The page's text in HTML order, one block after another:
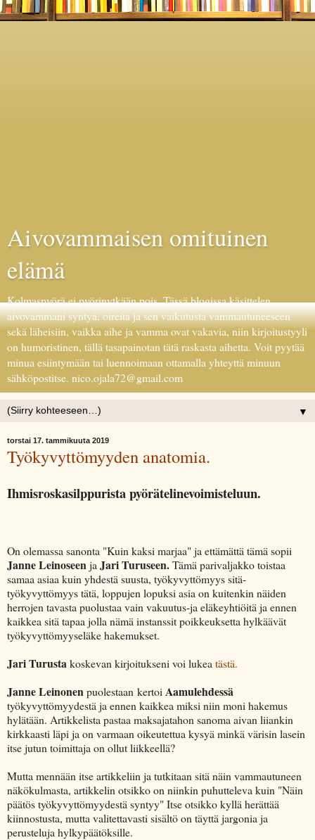
Aivovammaisen omituinen
elämä
Kolmaspyörä ei pyörinytkään pois. Tässä blogissa käsittelen
aivovammani syntyä, oireita ja sen vaikutusta vammautuneeseen
sekä läheisiin, vaikka aihe ja vamma ovat vakavia, niin kirjoitustyyli
on humoristinen, tällä tasapainotan tätä raskasta aihetta. Voit pyytää
minua esiintymään tai luennoimaan ottamalla yhteyttä minuun
sähköpostitse. nico.ojala72@gmail.com
▼
torstai 17. tammikuuta 2019
Työkyvyttömyyden anatomia.
Ihmisroskasilppurista pyörätelinevoimisteluun.
On olemassa sanonta "Kuin kaksi marjaa" ja ettämättä tämä sopii
Janne Leinoseenja Jari Turuseen.Tämä parivaljakko toistaa
samaa asiaa kuin yhdestä suusta, työkyvyttömyys sitä-
työkyvyttömyys tätä, loppujen lopuksi asia on kuitenkin näiden
herrojen tavasta puolustaa vain vakuutus-ja eläkeyhtiöitä ja ennen
kaikkea sitä tapaa jolla nämä instanssit poikkeuksetta hylkäävät
työkyvyttömyyseläke hakemukset.
Jari Turustakoskevan kirjoitukseni voi lukea tästä.
Janne Leinonenpuolestaan kertoi Aamulehdessä
työkyvyttömyydestä ja ennen kaikkea miksi niin moni hakemus
hylätään. Artikkelista pastaa maksajatahon sanoma aivan liiankin
kirkkaasti läpi ja on varmaan oikeutettua kysyä minkä värisin lasein
itse jutun toimittaja on ollut liikkeellä?
Mutta mennään itse artikkeliin ja tutkitaan sitä näin vammautuneen
näkökulmasta, artikkelin otsikko on niinkin puhutteleva kuin "Näin
päätös työkyvyttömyydestä syntyy" Itse otsikko kyllä herättää
kiinnostusta, mutta valitettavasti sisältö on täyttä jargonia ja
perusteluja hylkypäätöksille.